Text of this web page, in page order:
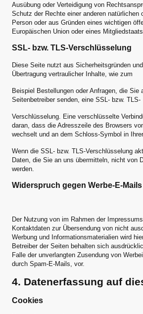
Ausübung oder Verteidigung von
Schutz der Rechte einer anderen natürlichen
Person oder aus Gründen eines wichtigen
Europäischen Union oder eines
SSL- bzw. TLS-Verschlüsselung
Diese Seite nutzt aus Sicherheitsgründen
Übertragung vertraulicher Inhalte, wie zum
Beispiel Bestellungen oder Anfragen, die Sie
Seitenbetreiber senden, eine SSL- bzw. TLS-
Verschlüsselung. Eine verschlüsselte
daran, dass die Adresszeile des Browsers
wechselt und an dem Schloss-Symbol in
Wenn die SSL- bzw. TLS-Verschlüsselung
Daten, die Sie an uns übermitteln, nicht von
werden.
Widerspruch gegen Werbe-E-Mails
Der Nutzung von im Rahmen der
Kontaktdaten zur Übersendung von nicht
Werbung und Informationsmaterialien wird
Betreiber der Seiten behalten sich
Falle der unverlangten Zusendung von
durch Spam-E-Mails, vor.
4. Datenerfassung auf
Cookies